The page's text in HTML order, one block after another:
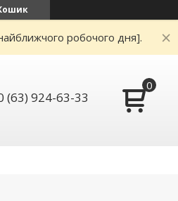
робочого дня].
(63) 924-63-33